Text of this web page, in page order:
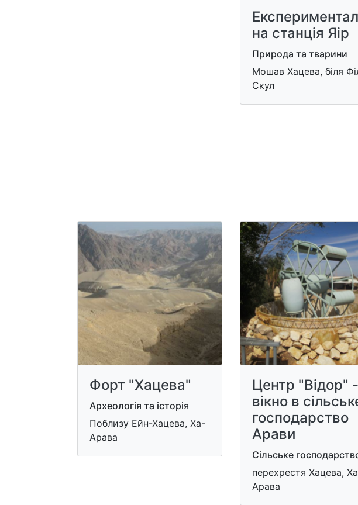
на станція Яір
Природа та тварини
Мошав Хацева, біля
Скул
Форт "Хацева"
Археологія та історія
Поблизу Ейн-Хацева, Ха-
Арава
Центр "Відор" -
вікно в
господарство
Арави
Сільське
перехрестя Хацева,
Арава